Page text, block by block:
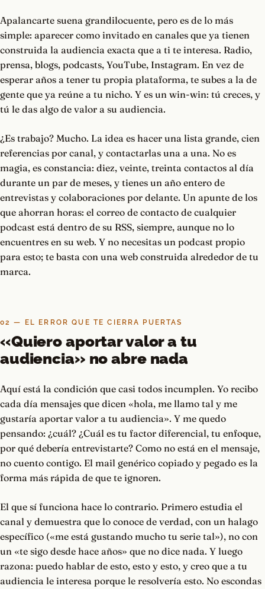
Apalancarte suena grandilocuente, pero es de lo más
simple: aparecer como invitado en canales que ya tienen
construida la audiencia exacta que a ti te interesa. Radio,
prensa, blogs, podcasts, YouTube, Instagram. En vez de
esperar años a tener tu propia plataforma, te subes a la de
gente que ya reúne a tu nicho. Y es un win-win: tú creces, y
tú le das algo de valor a su audiencia.
¿Es trabajo? Mucho. La idea es hacer una lista grande, cien
referencias por canal, y contactarlas una a una. No es
magia, es constancia: diez, veinte, treinta contactos al día
durante un par de meses, y tienes un año entero de
entrevistas y colaboraciones por delante. Un apunte de los
que ahorran horas: el correo de contacto de cualquier
podcast está dentro de su RSS, siempre, aunque no lo
encuentres en su web. Y no necesitas un podcast propio
para esto; te basta con una web construida alrededor de tu
marca.
02 — EL ERROR QUE TE CIERRA PUERTAS
«Quiero aportar valor a tu
audiencia» no abre nada
Aquí está la condición que casi todos incumplen. Yo recibo
cada día mensajes que dicen «hola, me llamo tal y me
gustaría aportar valor a tu audiencia». Y me quedo
pensando: ¿cuál? ¿Cuál es tu factor diferencial, tu enfoque,
por qué debería entrevistarte? Como no está en el mensaje,
no cuento contigo. El mail genérico copiado y pegado es la
forma más rápida de que te ignoren.
El que sí funciona hace lo contrario. Primero estudia el
canal y demuestra que lo conoce de verdad, con un halago
específico («me está gustando mucho tu serie tal»), no con
un «te sigo desde hace años» que no dice nada. Y luego
razona: puedo hablar de esto, esto y esto, y creo que a tu
audiencia le interesa porque le resolvería esto. No escondas